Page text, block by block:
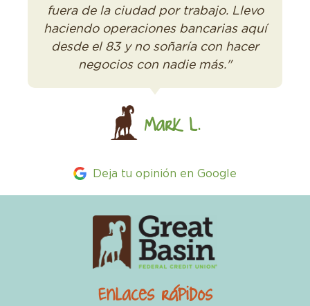
fuera de la ciudad por trabajo. Llevo
haciendo operaciones bancarias aquí
desde el 83 y no soñaría con hacer
negocios con nadie más."
Mark L.
Deja tu opinión en Google
Enlaces rápidos